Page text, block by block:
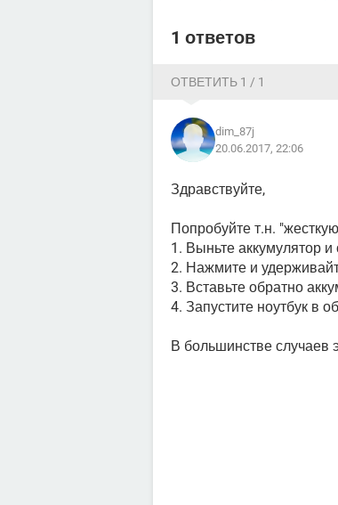
1 ответов
ОТВЕТИТЬ 1 / 1
dim_87j
20.06.2017, 22:06
Здравствуйте,
Попробуйте т.н. "жесткую
1. Выньте аккумулятор и
2. Нажмите и
3. Вставьте обратно
4. Запустите ноутбук в
В большинстве случаев